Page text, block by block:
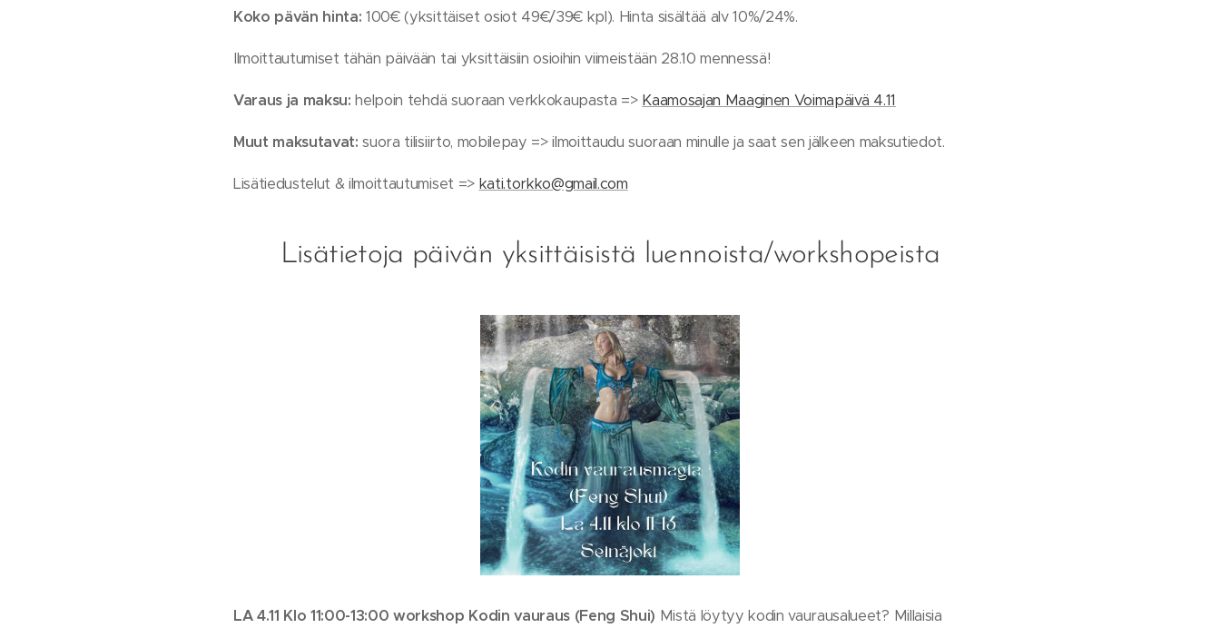
Koko pävän hinta:100€ (yksittäiset osiot 49€/39€ kpl). Hinta sisältää alv 10%/24%.
Ilmoittautumiset tähän päivään tai yksittäisiin osioihin viimeistään 28.10 mennessä!
Varaus ja maksu:helpoin tehdä suoraan verkkokaupasta => Kaamosajan Maaginen Voimapäivä 4.11
Muut maksutavat: suora tilisiirto, mobilepay => ilmoittaudu suoraan minulle ja saat sen jälkeen maksutiedot.
Lisätiedustelut & ilmoittautumiset => kati.torkko@gmail.com
Lisätietoja päivän yksittäisistä luennoista/workshopeista
LA 4.11 Klo 11:00-13:00 workshop Kodin vauraus (Feng Shui) Mistä löytyy kodin vaurausalueet? Millaisia